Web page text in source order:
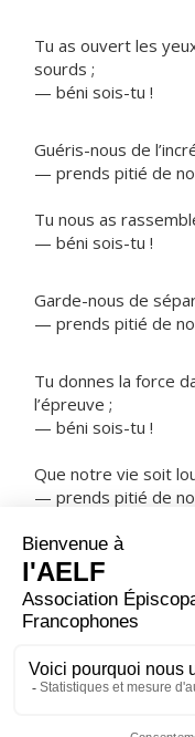
Tu as ouvert les
sourds ;
— béni sois-tu !
Guéris-nous de
— prends pitié de
Tu nous as
— béni sois-tu !
Garde-nous de
— prends pitié de
Tu donnes la force
l’épreuve ;
— béni sois-tu !
Que notre vie soit
— prends pitié de
NOTRE PÈRE
ORAISON
sang de ton Fils,
lui offres, et rends-lui